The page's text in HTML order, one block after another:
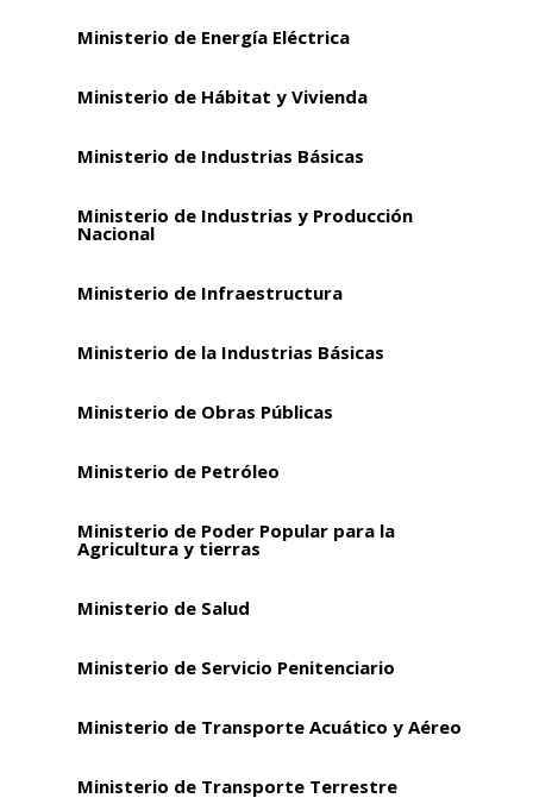
Ministerio de Energía Eléctrica
Ministerio de Hábitat y Vivienda
Ministerio de Industrias Básicas
Ministerio de Industrias y Producción
Nacional
Ministerio de Infraestructura
Ministerio de la Industrias Básicas
Ministerio de Obras Públicas
Ministerio de Petróleo
Ministerio de Poder Popular para la
Agricultura y tierras
Ministerio de Salud
Ministerio de Servicio Penitenciario
Ministerio de Transporte Acuático y Aéreo
Ministerio de Transporte Terrestre